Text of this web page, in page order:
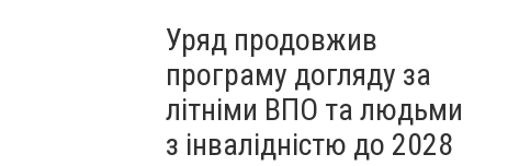
новому українському
фільмі, - ФОТО
Уряд продовжив
програму догляду за
літніми ВПО та людьми
з інвалідністю до 2028